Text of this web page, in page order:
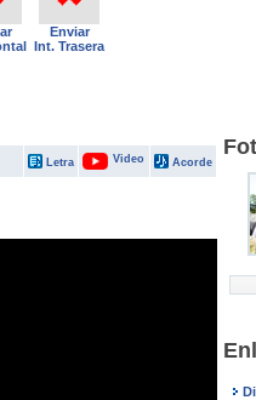
Enviar
Int. Trasera
Letra Video Acorde